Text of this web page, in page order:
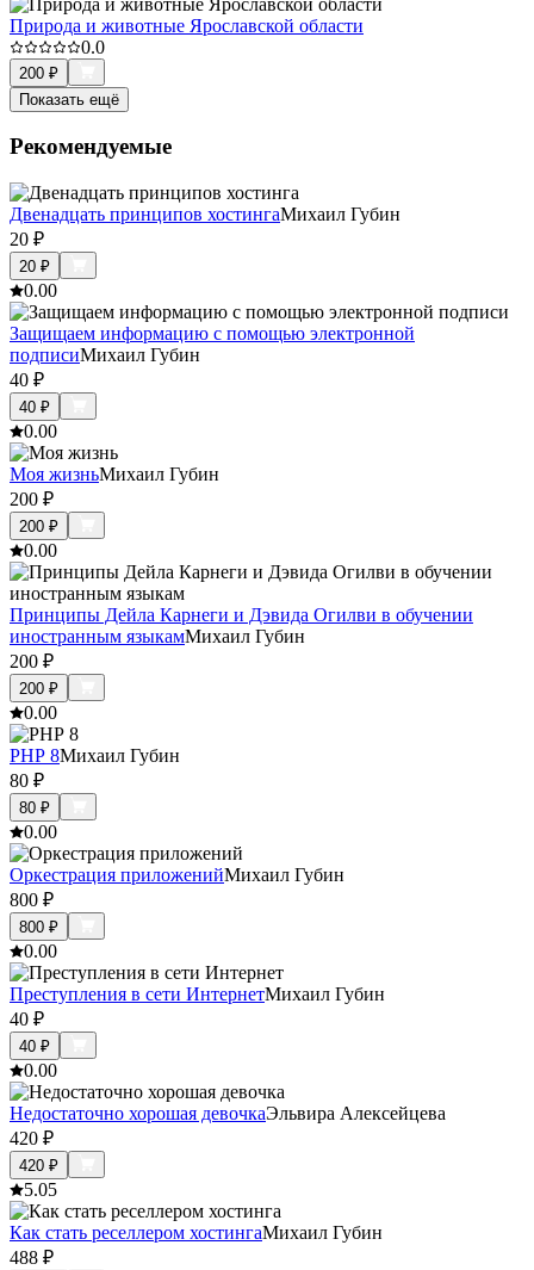
Природа и животные Ярославской области
0.0
200 ₽
Показать ещё
Рекомендуемые
Двенадцать принципов хостингаМихаил Губин
20 ₽
20 ₽
0.00
Защищаем информацию с помощью электронной
подписиМихаил Губин
40 ₽
40 ₽
0.00
Моя жизньМихаил Губин
200 ₽
200 ₽
0.00
Принципы Дейла Карнеги и Дэвида Огилви в обучении
иностранным языкамМихаил Губин
200 ₽
200 ₽
0.00
PHP 8Михаил Губин
80 ₽
80 ₽
0.00
Оркестрация приложенийМихаил Губин
800 ₽
800 ₽
0.00
Преступления в сети ИнтернетМихаил Губин
40 ₽
40 ₽
0.00
Недостаточно хорошая девочкаЭльвира Алексейцева
420 ₽
420 ₽
5.05
Как стать реселлером хостингаМихаил Губин
488 ₽